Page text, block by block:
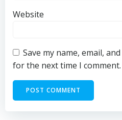
Website
Save my name, email,
for the next time I comment.